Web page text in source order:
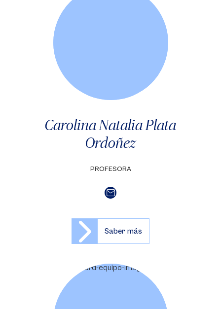
Carolina Natalia Plata
Ordoñez
PROFESORA
Saber más